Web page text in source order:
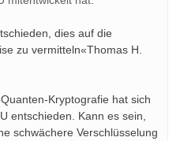
dies auf die
zu vermitteln«Thomas H.
Kryptografie hat sich
entschieden. Kann es sein,
schwächere Verschlüsselung